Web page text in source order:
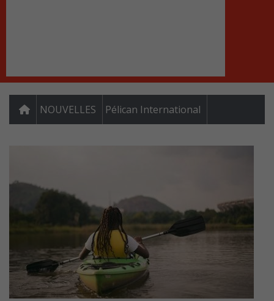
NOUVELLES Pélican International